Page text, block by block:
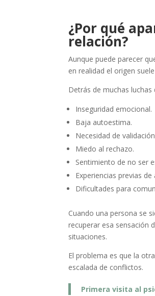
¿Por qué
relación?
Aunque puede parecer
en realidad el origen
Detrás de muchas
Inseguridad emocional.
Baja autoestima.
Necesidad de
Miedo al rechazo.
Sentimiento de no ser
Experiencias previas
Dificultades para
Cuando una persona se
recuperar esa sensación
situaciones.
El problema es que la
escalada de conflictos.
Primera visita al